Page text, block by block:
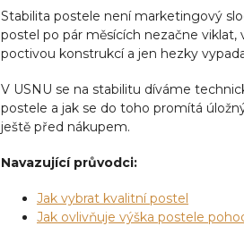
Stabilita postele není marketingový
postel po pár měsících nezačne viklat,
poctivou konstrukcí a jen hezky
V USNU se na stabilitu díváme
postele a jak se do toho promítá
ještě před nákupem.
Navazující průvodci:
Jak vybrat kvalitní postel
Jak ovlivňuje výška postele